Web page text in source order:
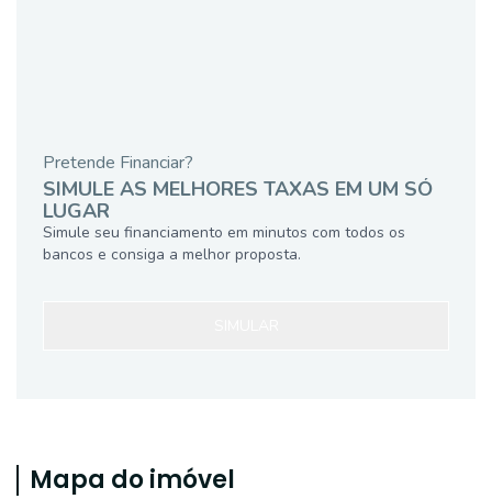
Pretende Financiar?
SIMULE AS MELHORES TAXAS EM UM SÓ
LUGAR
Simule seu financiamento em minutos com todos os
bancos e consiga a melhor proposta.
Mapa do imóvel